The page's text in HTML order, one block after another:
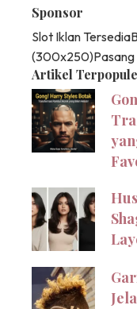
Sponsor
Slot Iklan Tersedia
(300x250)
Artikel